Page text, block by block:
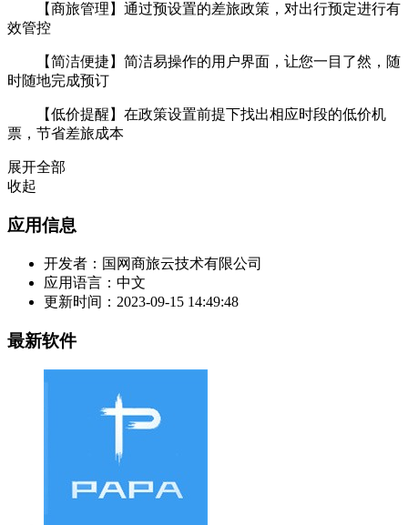
【商旅管理】通过预设置的差旅政策，对出行预定进行有
效管控
【简洁便捷】简洁易操作的用户界面，让您一目了然，随
时随地完成预订
【低价提醒】在政策设置前提下找出相应时段的低价机
票，节省差旅成本
展开全部
收起
应用信息
开发者： 国网商旅云技术有限公司
应用语言： 中文
更新时间： 2023-09-15 14:49:48
最新软件